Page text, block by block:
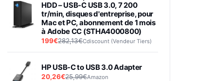
HDD – USB-C USB 3.0, 7 200
tr/min, disques d'entreprise, pour
Mac et PC, abonnement de 1 mois
à Adobe CC (STHA4000800)
199€282,13€Cdiscount (Vendeur Tiers)
HP USB-C to USB 3.0 Adapter
20,26€25,99€Amazon